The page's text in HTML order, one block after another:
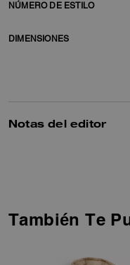
NÚMERO DE ESTILO
DIMENSIONES
Notas del editor
También Te